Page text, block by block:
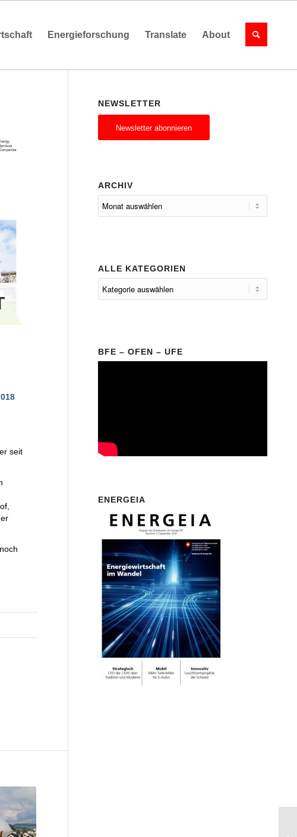
Energieforschung Translate About
seit
NEWSLETTER
Newsletter abonnieren
ARCHIV
ALLE KATEGORIEN
BFE – OFEN – UFE
ENERGEIA